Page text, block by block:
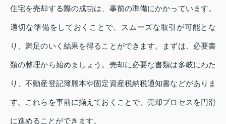
住宅を売却する際の成功は、事前の準備にかかっています。
適切な準備をしておくことで、スムーズな取引が可能とな
り、満足のいく結果を得ることができます。まずは、必要書
類の整理から始めましょう。売却に必要な書類は多岐にわた
り、不動産登記簿謄本や固定資産税納税通知書などがありま
す。これらを事前に揃えておくことで、売却プロセスを円滑
に進めることができます。